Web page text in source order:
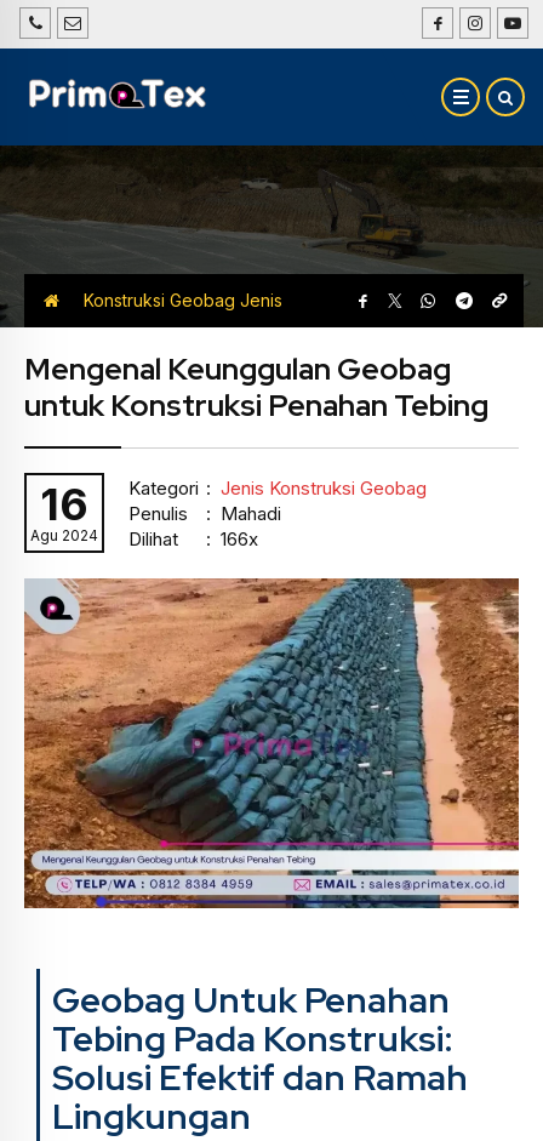
Konstruksi Geobag Jenis
Konstruksi Geobag
Mengenal Keunggulan Geobag
untuk Konstruksi Penahan Tebing
16
Agu 2024
Kategori : Jenis Konstruksi Geobag
Penulis
: Mahadi
Dilihat
: 166x
Geobag Untuk Penahan
Tebing Pada Konstruksi:
Solusi Efektif dan Ramah
Lingkungan